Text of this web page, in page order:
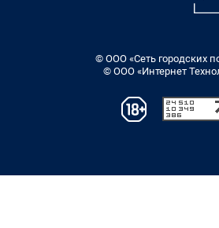
© ООО «Сеть городских
© ООО «Интернет